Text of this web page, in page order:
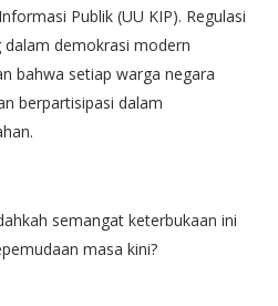
Publik (UU KIP). Regulasi
demokrasi modern
bahwa setiap warga negara
berpartisipasi dalam
semangat keterbukaan ini
masa kini?